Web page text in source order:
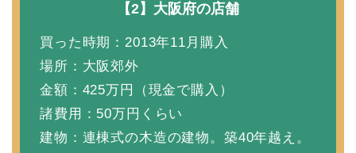
【2】大阪府の店舗
買った時期：2013年11月購入
場所：大阪郊外
金額：425万円（現金で購入）
諸費用：50万円くらい
建物：連棟式の木造の建物。築40年越え。